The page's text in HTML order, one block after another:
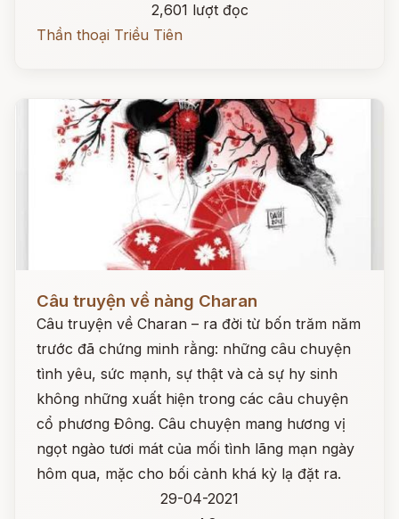
2,601 lượt đọc
Thần thoại Triều Tiên
Câu truyện về nàng Charan
Câu truyện về Charan – ra đời từ bốn trăm năm
trước đã chứng minh rằng: những câu chuyện
tình yêu, sức mạnh, sự thật và cả sự hy sinh
không những xuất hiện trong các câu chuyện
cổ phương Đông. Câu chuyện mang hương vị
ngọt ngào tươi mát của mối tình lãng mạn ngày
hôm qua, mặc cho bối cảnh khá kỳ lạ đặt ra.
29-04-2021